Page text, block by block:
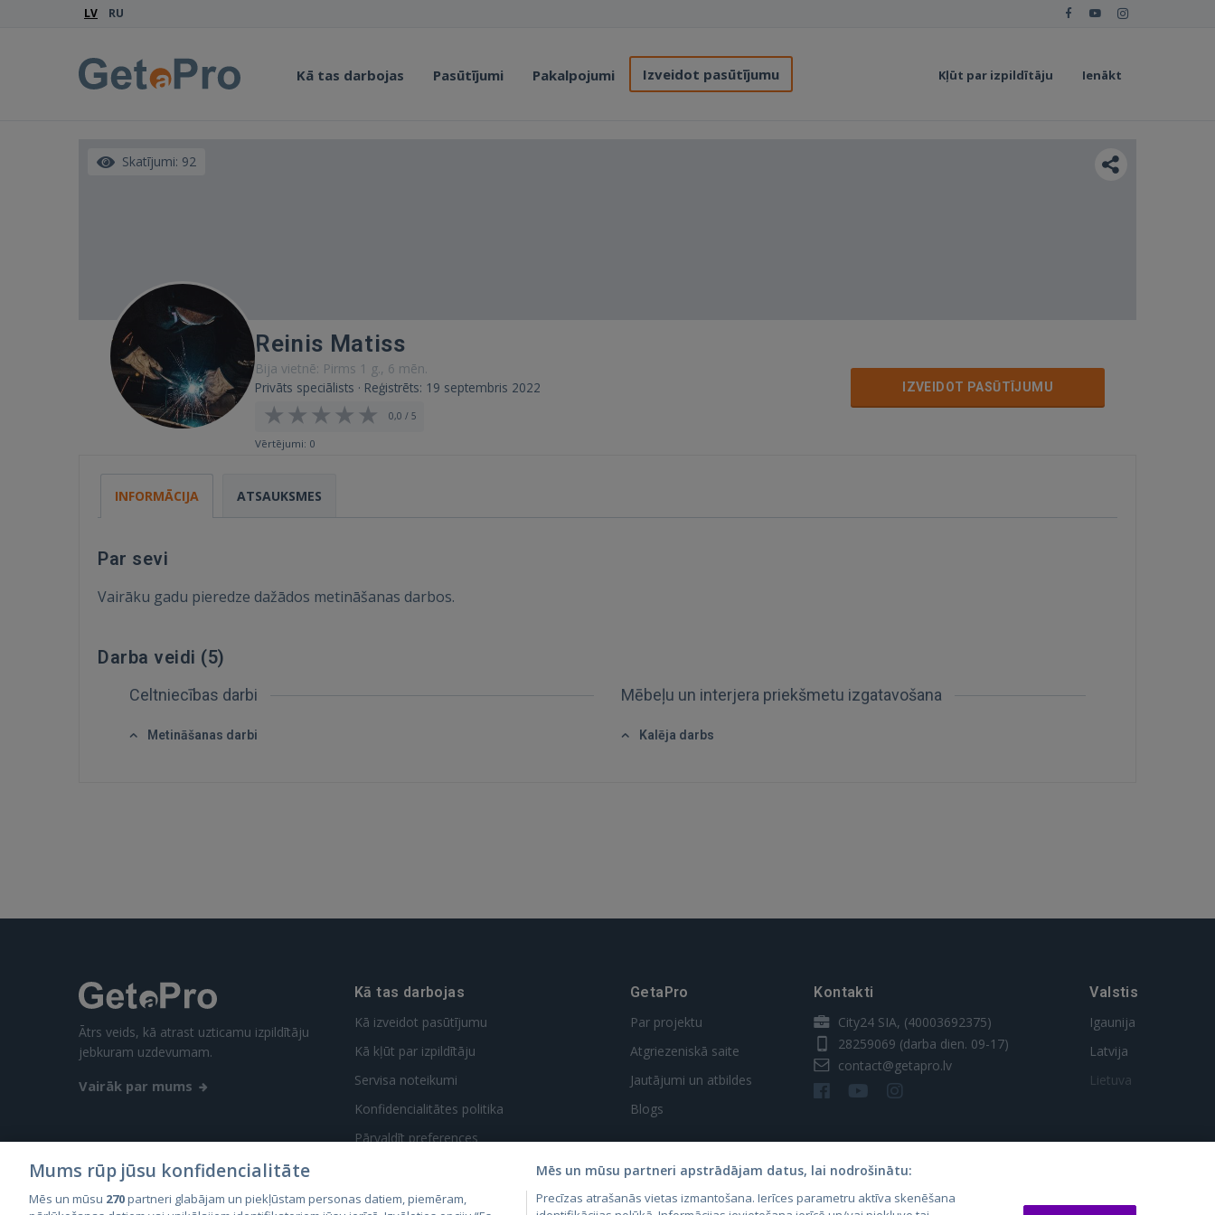
LV RU
Kā tas darbojas Pasūtījumi Pakalpojumi Izveidot pasūtījumu Kļūt par izpildītāju Ienākt
Skatījumi: 92
Reinis Matiss
Bija vietnē: Pirms 1 g., 6 mēn.
Privāts speciālists · Reģistrēts: 19 septembris 2022
0,0 / 5
Vērtējumi: 0
IZVEIDOT PASŪTĪJUMU
INFORMĀCIJA ATSAUKSMES
Par sevi
Vairāku gadu pieredze dažādos metināšanas darbos.
Darba veidi (5)
Celtniecības darbi
Metināšanas darbi
Mēbeļu un interjera priekšmetu izgatavošana
Kalēja darbs
Ātrs veids, kā atrast uzticamu izpildītāju
jebkuram uzdevumam.
Vairāk par mums
Kā tas darbojas
Kā izveidot pasūtījumu
Kā kļūt par izpildītāju
Servisa noteikumi
Konfidencialitātes politika
Pārvaldīt preferences
GetaPro
Par projektu
Atgriezeniskā saite
Jautājumi un atbildes
Blogs
Kontakti
City24 SIA, (40003692375)
28259069 (darba dien. 09-17)
contact@getapro.lv
Valstis
Igaunija
Latvija
Lietuva
Mums rūp jūsu konfidencialitāte
Mēs un mūsu 270partneri glabājam un piekļūstam personas datiem, piemēram,
Mēs un mūsu partneri apstrādājam datus, lai nodrošinātu:
Precīzas atrašanās vietas izmantošana. Ierīces parametru aktīva skenēšana